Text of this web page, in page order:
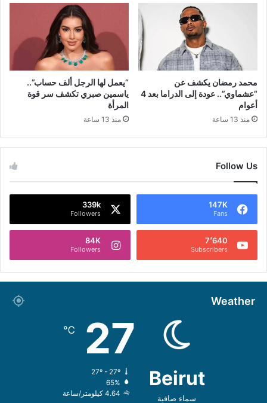
محمد رمضان يكشف عن
“عشماوي”.. عودة إلى الدراما بعد 4
أعوام
منذ 13 ساعة
“يعمل لها الرجل ألف حساب”..
ياسمين صبري تكشف سر قوة
المرأة
منذ 13 ساعة
Follow Us
147K
Fans
339k
Followers
7٬640
Subscribers
84K
Followers
Weather
Beirut
سماء صافية
27
℃
27º - 27º
65%
4.64 كيلومتر/ساعة